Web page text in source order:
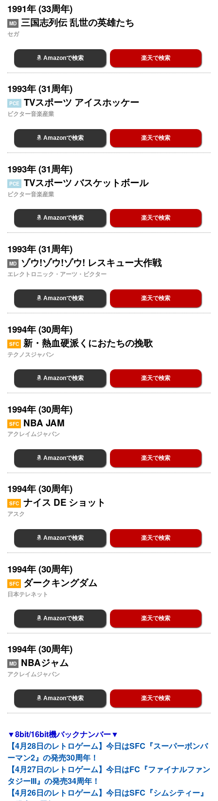
1991年 (33周年)
MD 三国志列伝 乱世の英雄たち
セガ
Amazonで検索 楽天で検索
1993年 (31周年)
PCE TVスポーツ アイスホッケー
ビクター音楽産業
Amazonで検索 楽天で検索
1993年 (31周年)
PCE TVスポーツ バスケットボール
ビクター音楽産業
Amazonで検索 楽天で検索
1993年 (31周年)
MD ゾウ!ゾウ!ゾウ! レスキュー大作戦
エレクトロニック・アーツ・ビクター
Amazonで検索 楽天で検索
1994年 (30周年)
SFC 新・熱血硬派くにおたちの挽歌
テクノスジャパン
Amazonで検索 楽天で検索
1994年 (30周年)
SFC NBA JAM
アクレイムジャパン
Amazonで検索 楽天で検索
1994年 (30周年)
SFC ナイス DE ショット
アスク
Amazonで検索 楽天で検索
1994年 (30周年)
SFC ダークキングダム
日本テレネット
Amazonで検索 楽天で検索
1994年 (30周年)
MD NBAジャム
アクレイムジャパン
Amazonで検索 楽天で検索
▼8bit/16bit機バックナンバー▼
【4月28日のレトロゲーム】今日はSFC『スーパーボンバ
ーマン2』の発売30周年！
【4月27日のレトロゲーム】今日はFC『ファイナルファン
タジーIII』の発売34周年！
【4月26日のレトロゲーム】今日はSFC『シムシティー』